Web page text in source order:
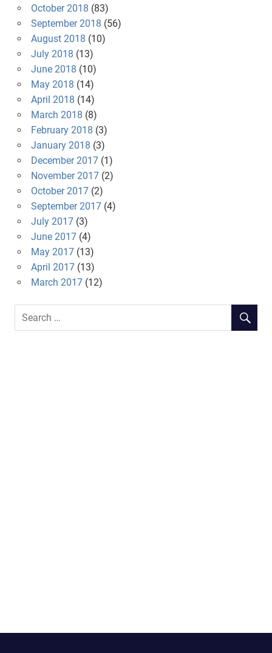
October 2018 (83)
September 2018 (56)
August 2018 (10)
July 2018 (13)
June 2018 (10)
May 2018 (14)
April 2018 (14)
March 2018 (8)
February 2018 (3)
January 2018 (3)
December 2017(1)
November 2017(2)
October 2017(2)
September 2017(4)
July 2017(3)
June 2017(4)
May 2017(13)
April 2017(13)
March 2017(12)